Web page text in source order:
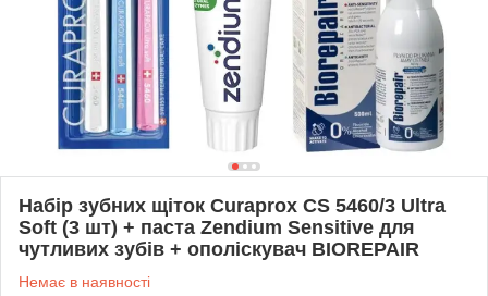
Набір зубних щіток Curaprox CS 5460/3 Ultra
Soft (3 шт) + паста Zendium Sensitive для
чутливих зубів + ополіскувач BIOREPAIR
Немає в наявності